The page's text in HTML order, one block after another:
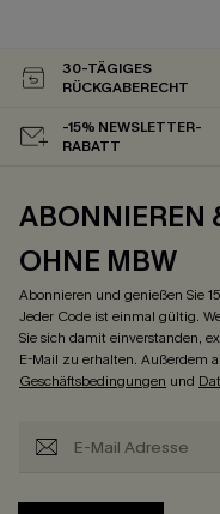
30-TÄGIGES
RÜCKGABERECHT
-15% NEWSLETTER-
RABATT
ABONNIEREN
OHNE MBW
Abonnieren und genießen Sie
Jeder Code ist einmal gültig.
Sie sich damit einverstanden,
E-Mail zu erhalten. Außerdem
Geschäftsbedingungen und